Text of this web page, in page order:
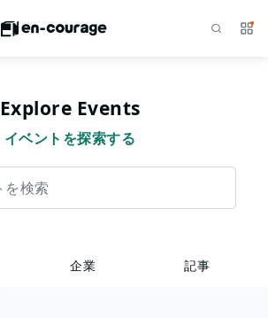
サ
Explore Events
イベントを探索する
企業 記事